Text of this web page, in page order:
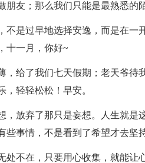
朋友；那么我们只能是最熟悉的
不是过早地选择安逸，而是在
十一月，你好~
，给了我们七天假期；老天爷
，轻轻松松！早安。
，放弃了那只是妄想。人生就
些事情，不是看到了希望才去坚
处不在，只要用心收集，就能